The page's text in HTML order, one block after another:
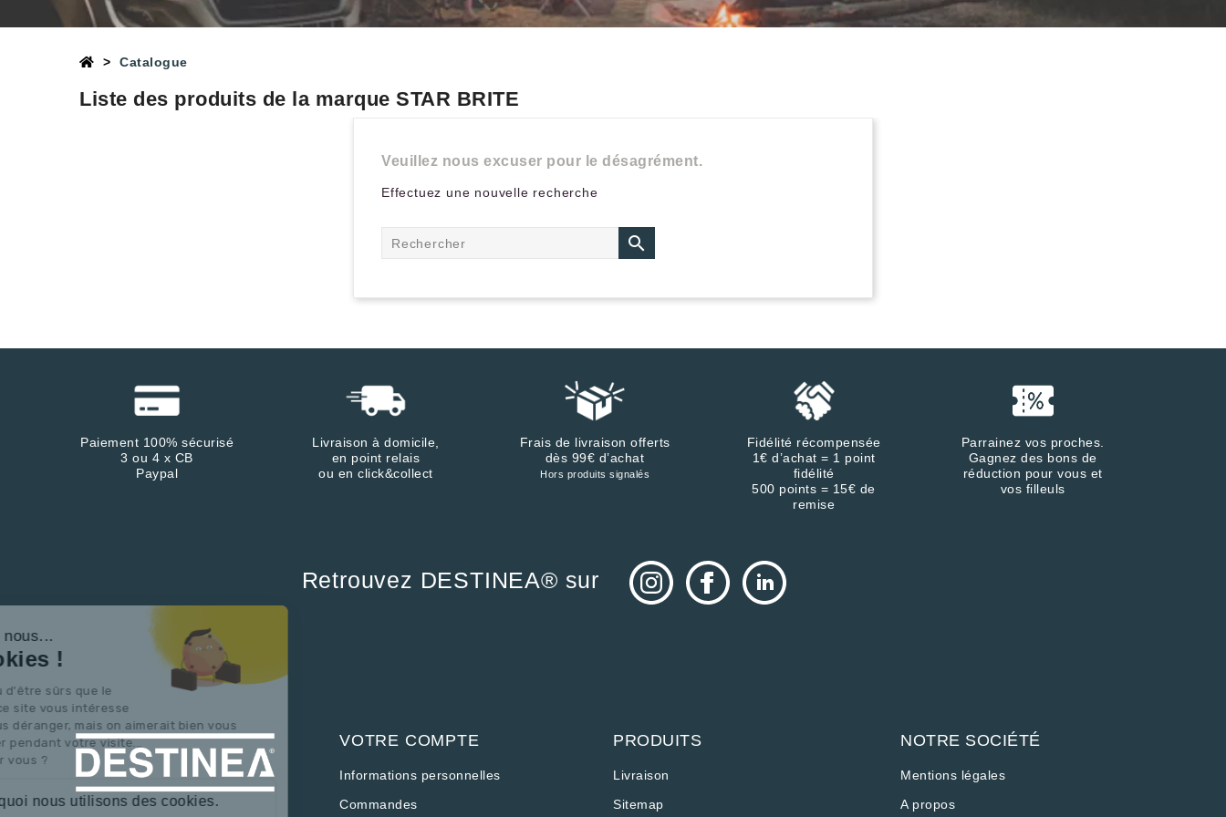
Salut c'est nous...
les Cookies !
On a attendu d'être sûrs que le
contenu de ce site vous intéresse
avant de vous déranger, mais on aimerait bien vous
accompagner pendant votre visite...
C'est OK pour vous ?
Voici pourquoi nous utilisons des cookies.
Catalogue
Liste des produits de la marque STAR BRITE
Veuillez nous excuser pour le désagrément.
Effectuez une nouvelle recherche

Paiement 100% sécurisé
3 ou 4 x CB
Paypal
Livraison à domicile,
en point relais
ou en click&collect
Frais de livraison offerts
dès 99€ d’achat
Hors produits signalés
Fidélité récompensée
1€ d’achat = 1 point
fidélité
500 points = 15€ de
remise
Parrainez vos proches.
Gagnez des bons de
réduction pour vous et
vos filleuls
Retrouvez DESTINEA® sur
VOTRE COMPTE
Informations personnelles
Commandes
PRODUITS
Livraison
Sitemap
NOTRE SOCIÉTÉ
Mentions légales
A propos